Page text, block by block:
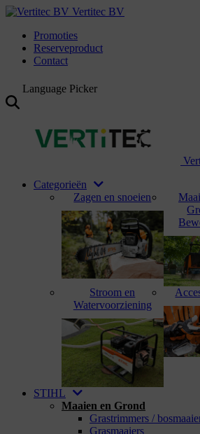
Vertitec BV
Promoties
Reserveproduct
Contact
Language Picker
Categorieën
Zagen en snoeien
Stroom en
Watervoorziening
STIHL
Maaien en Grond
Grastrimmers /
Grasmaaiers